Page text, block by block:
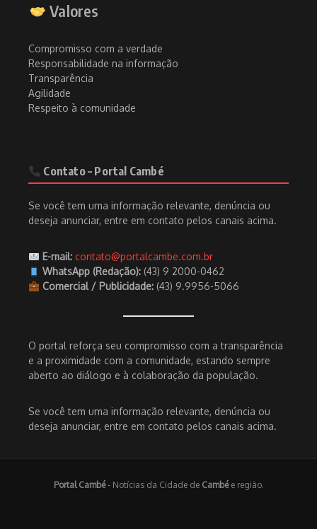
Valores
Compromisso com a verdade
Responsabilidade na informação
Transparência
Agilidade
Respeito à comunidade
Contato – Portal Cambé
Se você tem uma informação relevante, denúncia ou
deseja anunciar, entre em contato pelos canais acima.
E-mail: contato@portalcambe.com.br
WhatsApp (Redação):(43) 9 2000-0462
Comercial / Publicidade:(43) 9.9956-5066
O portal reforça seu compromisso com a transparência
e a proximidade com a comunidade, estando sempre
aberto ao diálogo e à colaboração da população.
Se você tem uma informação relevante, denúncia ou
deseja anunciar, entre em contato pelos canais acima.
Portal Cambé- Notícias da Cidade de Cambée região.